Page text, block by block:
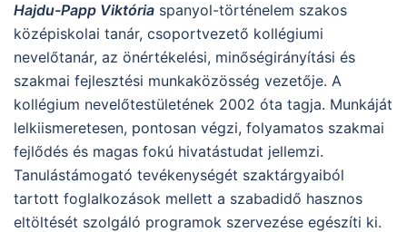
Hajdu-Papp Viktória spanyol-történelem szakos
középiskolai tanár, csoportvezető kollégiumi
nevelőtanár, az önértékelési, minőségirányítási és
szakmai fejlesztési munkaközösség vezetője. A
kollégium nevelőtestületének 2002 óta tagja. Munkáját
lelkiismeretesen, pontosan végzi, folyamatos szakmai
fejlődés és magas fokú hivatástudat jellemzi.
Tanulástámogató tevékenységét szaktárgyaiból
tartott foglalkozások mellett a szabadidő hasznos
eltöltését szolgáló programok szervezése egészíti ki.